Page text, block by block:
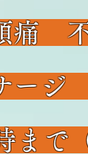
痛
ー
まで